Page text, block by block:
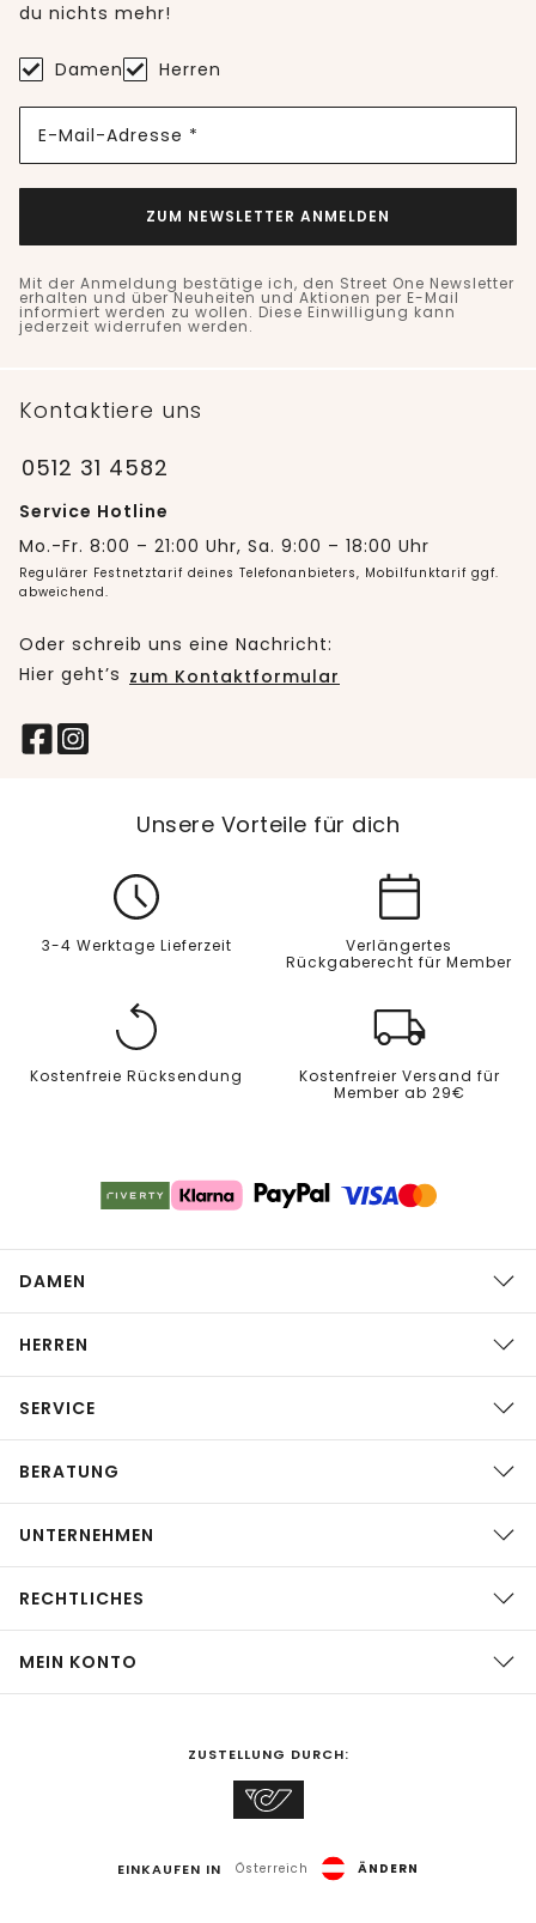
du nichts mehr!
Damen Herren
E-Mail-Adresse *
ZUM NEWSLETTER ANMELDEN
Mit der Anmeldung bestätige ich, den Street One Newsletter
erhalten und über Neuheiten und Aktionen per E-Mail
informiert werden zu wollen. Diese Einwilligung kann
jederzeit widerrufen werden.
Kontaktiere uns
0512 31 4582
Service Hotline
Mo.-Fr. 8:00 – 21:00 Uhr, Sa. 9:00 – 18:00 Uhr
Regulärer Festnetztarif deines Telefonanbieters, Mobilfunktarif ggf.
abweichend.
Oder schreib uns eine Nachricht:
Hier geht’s zum Kontaktformular
Unsere Vorteile für dich
3-4 Werktage Lieferzeit
Verlängertes
Rückgaberecht für Member
Kostenfreie Rücksendung
Kostenfreier Versand für
Member ab 29€
DAMEN
HERREN
SERVICE
BERATUNG
UNTERNEHMEN
RECHTLICHES
MEIN KONTO
ZUSTELLUNG DURCH:
EINKAUFEN IN Österreich ÄNDERN